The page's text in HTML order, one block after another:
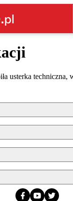
usterka techniczna,